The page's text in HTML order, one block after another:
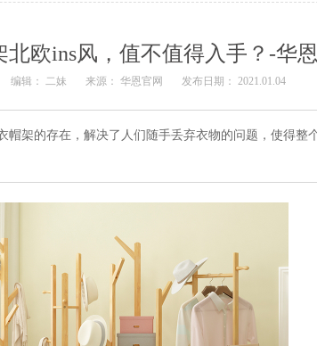
北欧ins风，值不值得入手？-华恩
编辑： 二妹 来源： 华恩官网 发布日期： 2021.01.04
帽架的存在，解决了人们随手丢弃衣物的问题，使得整